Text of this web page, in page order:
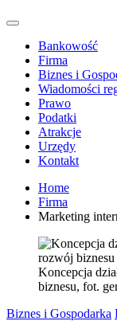
Bankowość
Firma
Biznes i
Wiadomości
Prawo
Podatki
Atrakcje
Urzędy
Kontakt
Home
Firma
Marketing
Koncepcja
biznesu, fot.
Biznes i Gospodarka